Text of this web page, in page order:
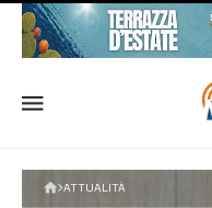
ATTUALITÀ